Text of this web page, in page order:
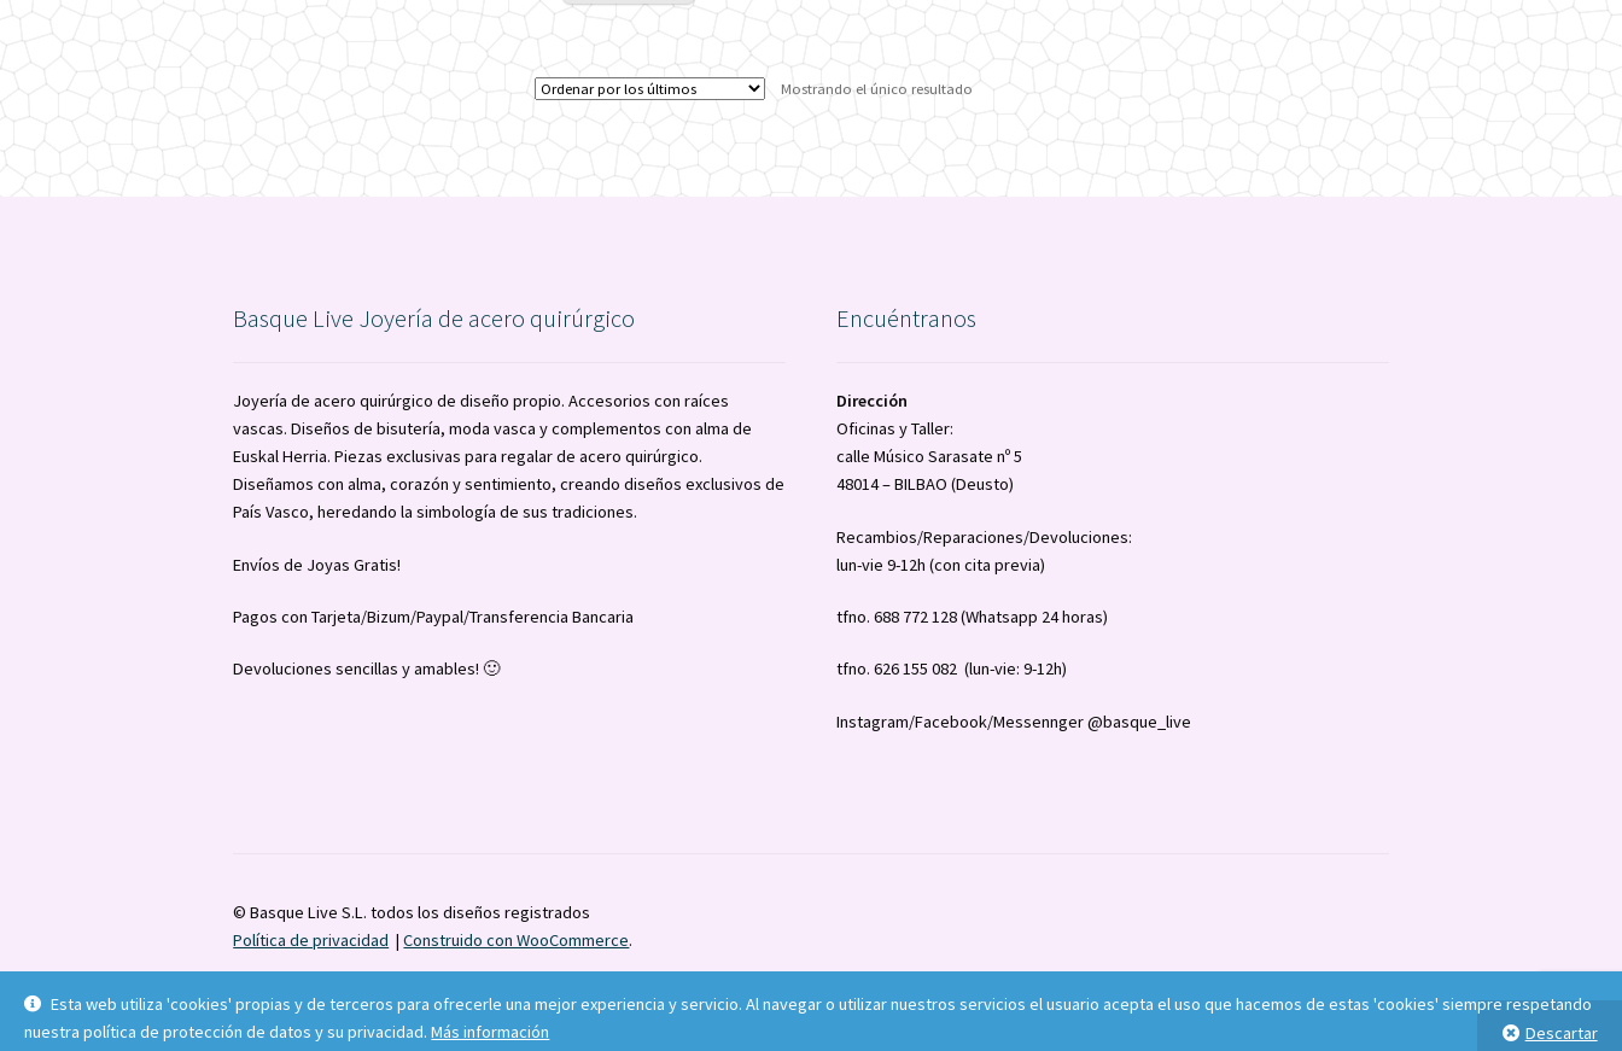
Esta web utiliza 'cookies' propias y de terceros para ofrecerle una mejor experiencia y servicio. Al navegar o utilizar nuestros servicios el usuario acepta el uso que hacemos de estas 'cookies' siempre respetando
nuestra política de protección de datos y su privacidad.Más información Descartar
29€.
Mostrando el único resultado
Basque Live Joyería de acero quirúrgico
Joyería de acero quirúrgico de diseño propio. Accesorios con raíces
vascas. Diseños de bisutería, moda vasca y complementos con alma de
Euskal Herria. Piezas exclusivas para regalar de acero quirúrgico.
Diseñamos con alma, corazón y sentimiento, creando diseños exclusivos de
País Vasco, heredando la simbología de sus tradiciones.
Envíos de Joyas Gratis!
Pagos con Tarjeta/Bizum/Paypal/Transferencia Bancaria
Devoluciones sencillas y amables! 🙂
Encuéntranos
Dirección
Oficinas y Taller:
calle Músico Sarasate nº 5
48014 – BILBAO (Deusto)
Recambios/Reparaciones/Devoluciones:
lun-vie 9-12h (con cita previa)
tfno. 688 772 128 (Whatsapp 24 horas)
tfno. 626 155 082 (lun-vie: 9-12h)
Instagram/Facebook/Messennger @basque_live
© Basque Live S.L. todos los diseños registrados
Política de privacidad
Construido con WooCommerce.